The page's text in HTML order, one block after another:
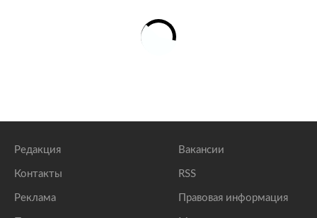
Редакция
Контакты
Реклама
Вакансии
RSS
Правовая информация